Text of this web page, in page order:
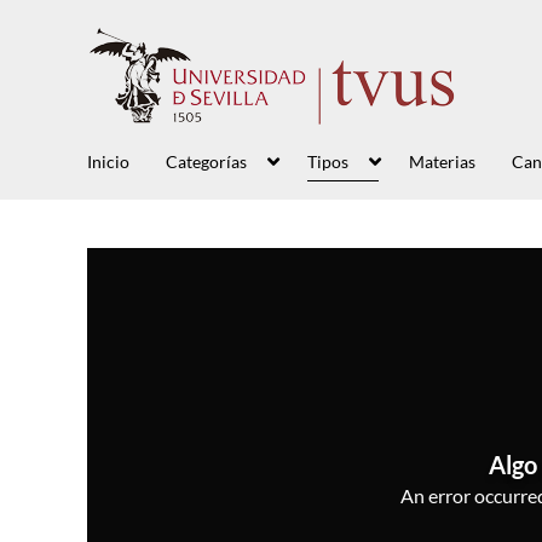
Inicio Categorías Tipos Materias
Algo
An error